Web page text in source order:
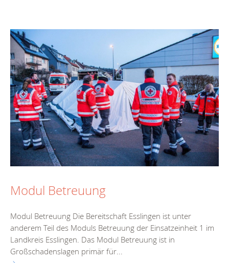
Modul Betreuung
Modul Betreuung Die Bereitschaft Esslingen ist unter
anderem Teil des Moduls Betreuung der Einsatzeinheit 1 im
Landkreis Esslingen. Das Modul Betreuung ist in
Großschadenslagen primär für...